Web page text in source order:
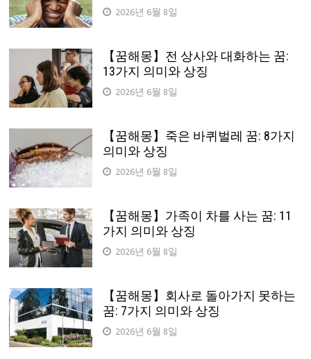
2026년 6월 8일
【꿈해몽】전 상사와 대화하는 꿈:
13가지 의미와 상징
2026년 6월 8일
【꿈해몽】죽은 바퀴벌레 꿈: 8가지
의미와 상징
2026년 6월 8일
【꿈해몽】가족이 차를 사는 꿈: 11
가지 의미와 상징
2026년 6월 8일
【꿈해몽】회사로 돌아가지 못하는
꿈: 7가지 의미와 상징
2026년 6월 8일